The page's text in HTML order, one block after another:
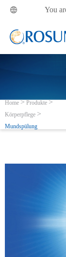
 You
Home
Produkte
Körperpflege
Mundspülung